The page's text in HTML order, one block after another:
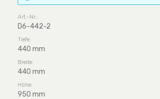
Art.-Nr.:
D6-442-2
Tiefe:
440 mm
Breite:
440 mm
Höhe:
950 mm